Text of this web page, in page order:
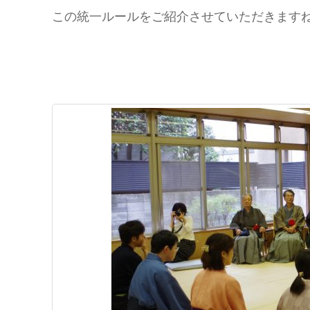
この統一ルールをご紹介させていただきます